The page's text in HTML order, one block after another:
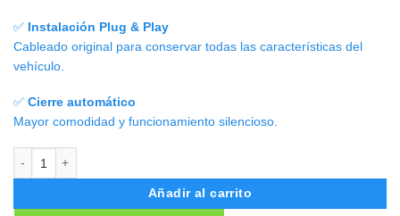
✅ Instalación Plug & Play
Cableado original para conservar todas las características del
vehículo.
✅ Cierre automático
Mayor comodidad y funcionamiento silencioso.
Añadir al carrito